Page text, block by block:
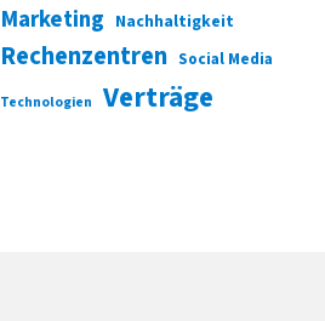
Marketing Nachhaltigkeit
Rechenzentren Social Media
Technologien Verträge